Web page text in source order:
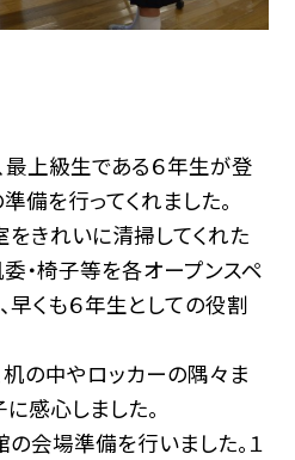
最上級生である６年生が登
備を行ってくれました。
きれいに清掃してくれた
・椅子等を各オープンスペ
早くも６年生としての役割
の中やロッカーの隅々ま
感心しました。
会場準備を行いました。１